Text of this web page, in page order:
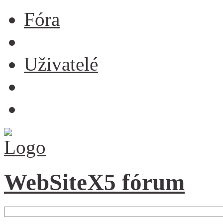
Fóra
Uživatelé
WebSiteX5 fórum